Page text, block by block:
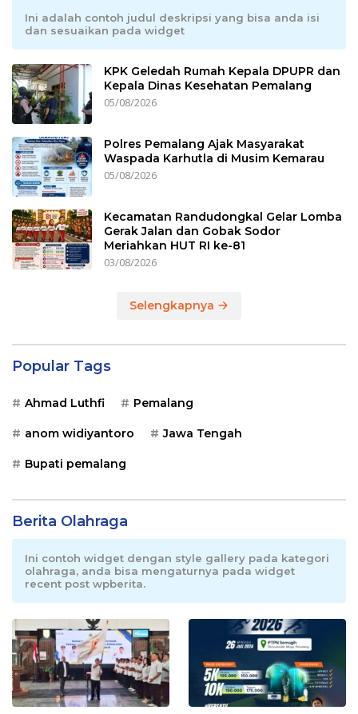
Ini adalah contoh judul deskripsi yang bisa anda isi
dan sesuaikan pada widget
KPK Geledah Rumah Kepala DPUPR dan
Kepala Dinas Kesehatan Pemalang
05/08/2026
Polres Pemalang Ajak Masyarakat
Waspada Karhutla di Musim Kemarau
05/08/2026
Kecamatan Randudongkal Gelar Lomba
Gerak Jalan dan Gobak Sodor
Meriahkan HUT RI ke-81
03/08/2026
Selengkapnya
Popular Tags
Ahmad Luthfi Pemalang
anom widiyantoro Jawa Tengah
Bupati pemalang
Berita Olahraga
Ini contoh widget dengan style gallery pada kategori
olahraga, anda bisa mengaturnya pada widget
recent post wpberita.